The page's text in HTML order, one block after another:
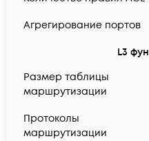
Агрегирование портов
L3
Размер таблицы
маршрутизации
Протоколы
маршрутизации